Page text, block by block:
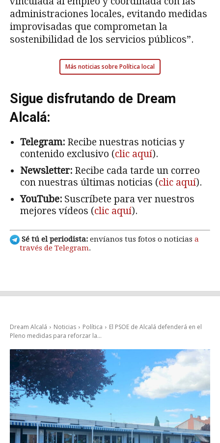
administraciones locales, evitando medidas
improvisadas que comprometan la
sostenibilidad de los servicios públicos”.
Más noticias sobre Política local
Sigue disfrutando de Dream
Alcalá:
Telegram: Recibe nuestras noticias y
contenido exclusivo (clic aquí).
Newsletter: Recibe cada tarde un correo
con nuestras últimas noticias (clic aquí).
YouTube: Suscríbete para ver nuestros
mejores vídeos (clic aquí).
Sé tú el periodista: envíanos tus fotos o noticias a
través de Telegram.